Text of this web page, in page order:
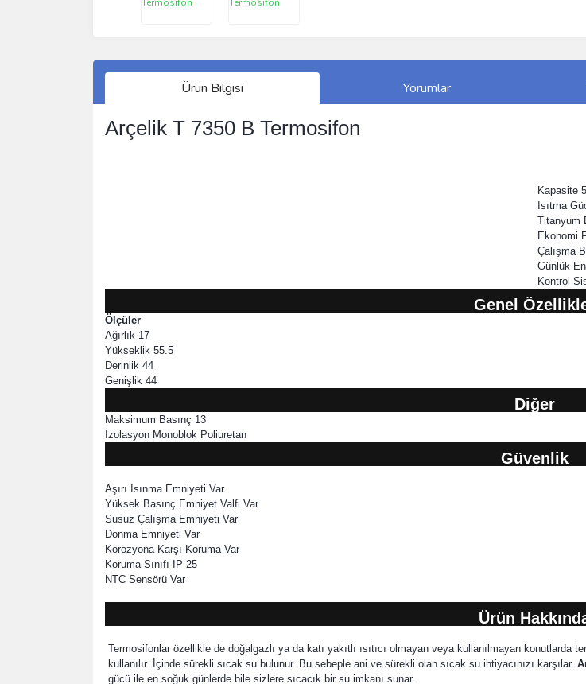
Ürün Bilgisi Yorumlar
Arçelik T 7350 B Termosifon
Kapasite
Isıtma
Titanyum
Ekonomi
Çalışma
Günlük
Kontrol
Genel
Ölçüler
Ağırlık 17
Yükseklik 55.5
Derinlik 44
Genişlik 44
Diğer
Maksimum Basınç 13
İzolasyon Monoblok Poliuretan
Güvenlik
Aşırı Isınma Emniyeti Var
Yüksek Basınç Emniyet Valfi Var
Susuz Çalışma Emniyeti Var
Donma Emniyeti Var
Korozyona Karşı Koruma Var
Koruma Sınıfı IP 25
NTC Sensörü Var
Ürün
Termosifonlar özellikle de doğalgazlı ya da katı yakıtlı ısıtıcı olmayan veya kullanılmayan
kullanılır. İçinde sürekli sıcak su bulunur. Bu sebeple ani ve sürekli olan sıcak su ihtiyacınızı karşılar.
gücü ile en soğuk günlerde bile sizlere sıcacık bir su imkanı sunar.